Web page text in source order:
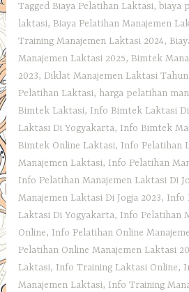
Tagged Biaya Pelatihan Laktasi, biaya
laktasi, Biaya Pelatihan Manajemen
Training Manajemen Laktasi 2024,
Manajemen Laktasi 2025, Bimtek
2023,Diklat Manajemen Laktasi Tahun
Pelatihan Laktasi, harga pelatihan
Bimtek Laktasi, Info Bimtek Laktasi Di
Laktasi Di Yogyakarta, Info Bimtek
Bimtek Online Laktasi, Info Pelatihan
Manajemen Laktasi, Info Pelatihan
Info Pelatihan Manajemen Laktasi Di
Manajemen Laktasi Di Jogja 2023, Info
Laktasi Di Yogyakarta, Info Pelatihan
Online, Info Pelatihan Online
Pelatihan Online Manajemen Laktasi
Laktasi, Info Training Laktasi Online,
Manajemen Laktasi, Info Training